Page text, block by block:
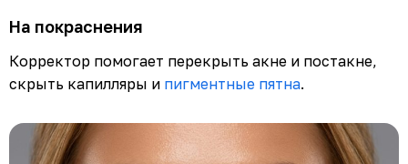
На покраснения
Корректор помогает перекрыть акне и постакне,
скрыть капилляры и пигментные пятна.